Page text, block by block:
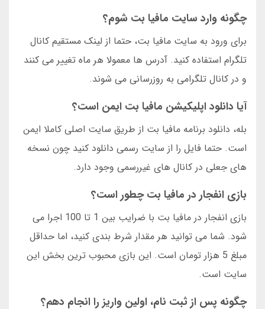
چگونه وارد سایت مافیا بت شوم؟
برای ورود به سایت مافیا بت، حتما از لینک مستقیم کانال
تلگرام استفاده کنید. آدرس ها معمولا هر ماه تغییر می کنند
و در کانال تلگرامی به روزرسانی می شوند.
آیا دانلود اپلیکیشن مافیا بت ایمن است؟
بله، دانلود برنامه مافیا بت از طریق سایت اصلی کاملا ایمن
است. حتما فایل را از سایت رسمی دانلود کنید چون نسخه
های جعلی در کانال های غیررسمی وجود دارد.
بازی انفجار در مافیا بت چطور است؟
بازی انفجار در مافیا بت با ضرایب بین 1 تا 100 اجرا می
شود. شما می توانید هر مقدار شرط بندی کنید، اما حداقل
مبلغ 5 هزار تومان است. این بازی محبوب ترین بخش این
سایت است.
چگونه پس از ثبت نام، اولین واریز را انجام دهم؟